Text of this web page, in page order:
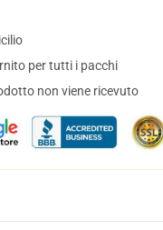
per tutti i pacchi
non viene ricevuto